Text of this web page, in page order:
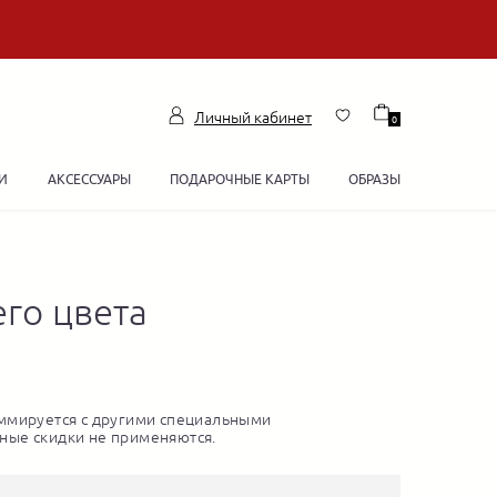
Личный кабинет 0
АКСЕССУАРЫ ПОДАРОЧНЫЕ КАРТЫ ОБРАЗЫ
цвета
с другими специальными
скидки не применяются.